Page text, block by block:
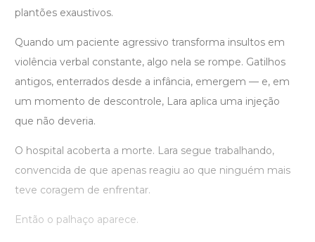
plantões exaustivos.
Quando um paciente agressivo transforma insultos em
violência verbal constante, algo nela se rompe. Gatilhos
antigos, enterrados desde a infância, emergem — e, em
um momento de descontrole, Lara aplica uma injeção
que não deveria.
O hospital acoberta a morte. Lara segue trabalhando,
convencida de que apenas reagiu ao que ninguém mais
teve coragem de enfrentar.
Então o palhaço aparece.